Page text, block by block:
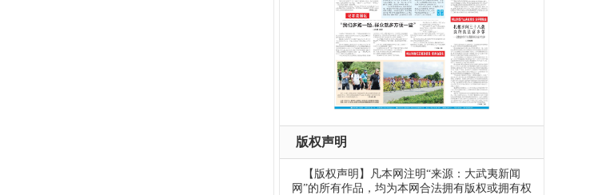
版权声明
【版权声明】凡本网注明“来源：大武夷新闻
网”的所有作品，均为本网合法拥有版权或拥有权